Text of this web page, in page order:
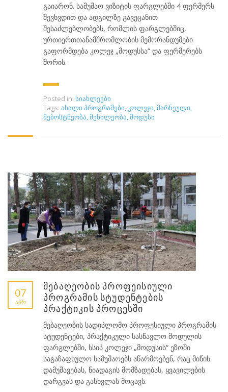
გაიარონ. სამუშაო ვიზიტის ფარგლებში 4 ფერმერს
შევხვდით და ადგილზე გავეცანით
შესაძლებლობებს, რომლის ფარგლებშიც,
ურთიერთთანამშრომლობის მემორანდუმები
გაფორმდება კოლეჯ „მოდუსსა“ და ფერმერებს
შორის.
Posted in: სიახლეები
Tags: ახალი პროგრამები კოლეჯი მარნეული
მებოსტნეობა მეხილეობა მოდუსი
07
ᲐᲞᲠ
მებაღეობის პროფეისიული
პროგრამის სტუდენტების
პრაქტიკის პროცესში
მებაღეობის სადიპლომო პროფესიული პროგრამის
სტუდენტები, პრაქტიკული სასწავლო მოდულის
ფარგლებში, სსიპ კოლეჯი „მოდუსის“ ეზოში
საგაზაფხულო სამუშაოებს აწარმოებენ, რაც მიწის
დამუშავებას, ნიადაგის მომზადებას, ყვავილების
დარგვას და გასხვლას მოცავს.